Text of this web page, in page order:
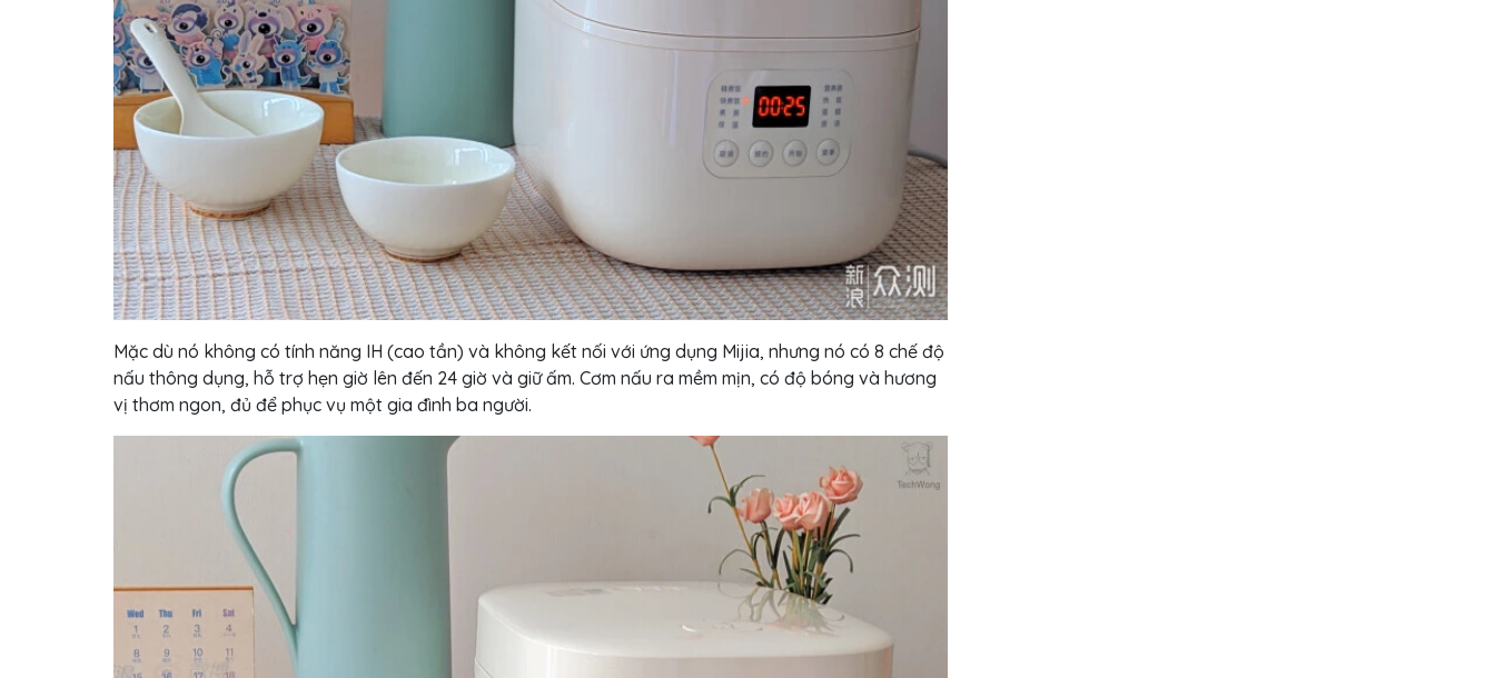
Mặc dù nó không có tính năng IH (cao tần) và không kết nối với ứng dụng Mijia, nhưng nó có 8 chế độ
nấu thông dụng, hỗ trợ hẹn giờ lên đến 24 giờ và giữ ấm. Cơm nấu ra mềm mịn, có độ bóng và hương
vị thơm ngon, đủ để phục vụ một gia đình ba người.